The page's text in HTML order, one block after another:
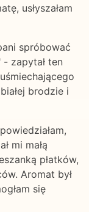
usłyszałam
spróbować
zapytał ten
brodzie i
mi małą
płatków,
Aromat był
się